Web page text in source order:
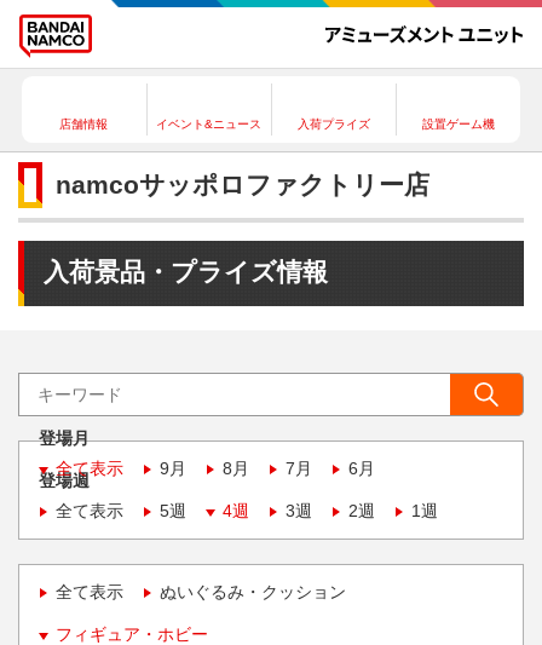
店舗情報 イベント&ニュース 入荷プライズ 設置ゲーム機
namcoサッポロファクトリー店
入荷景品・プライズ情報
登場月
全て表示
9月 8月 7月 6月
登場週
全て表示
5週 4週 3週 2週 1週
全て表示 ぬいぐるみ・クッション
フィギュア・ホビー